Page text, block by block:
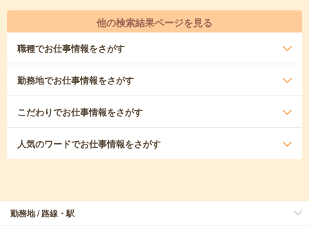
他の検索結果ページを見る
職種でお仕事情報をさがす
勤務地でお仕事情報をさがす
こだわりでお仕事情報をさがす
人気のワードでお仕事情報をさがす
勤務地 / 路線・駅